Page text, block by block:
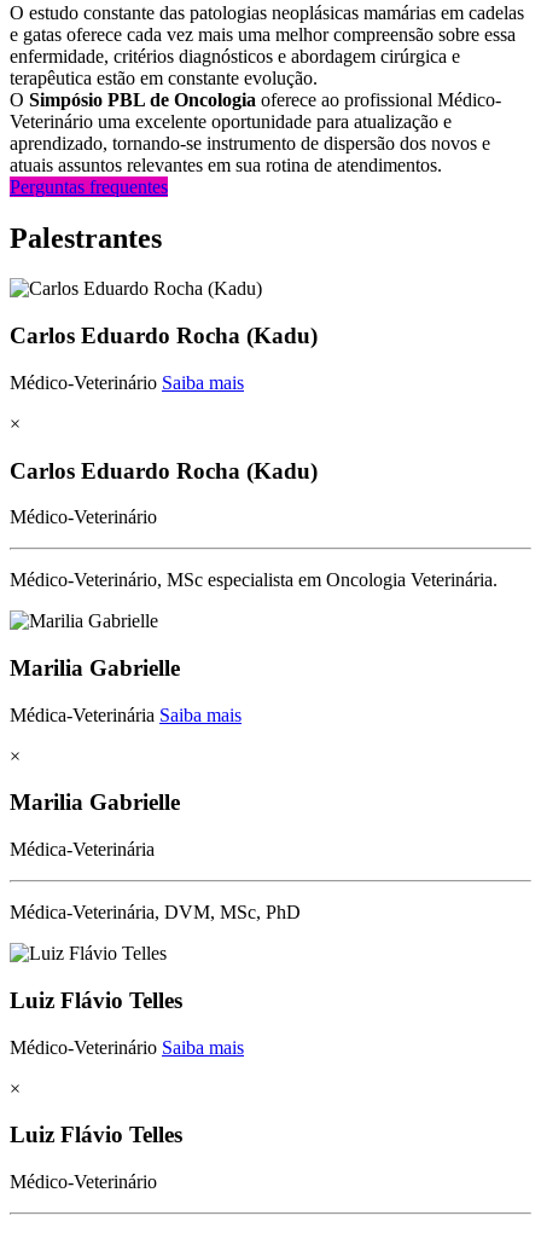
O estudo constante das patologias neoplásicas mamárias em cadelas
e gatas oferece cada vez mais uma melhor compreensão sobre essa
enfermidade, critérios diagnósticos e abordagem cirúrgica e
terapêutica estão em constante evolução.
O Simpósio PBL de Oncologia oferece ao profissional Médico-
Veterinário uma excelente oportunidade para atualização e
aprendizado, tornando-se instrumento de dispersão dos novos e
atuais assuntos relevantes em sua rotina de atendimentos.
Perguntas frequentes
Palestrantes
Carlos Eduardo Rocha (Kadu)
Médico-Veterinário Saiba mais
×
Carlos Eduardo Rocha (Kadu)
Médico-Veterinário
Médico-Veterinário, MSc especialista em Oncologia Veterinária.
Marilia Gabrielle
Médica-Veterinária Saiba mais
×
Marilia Gabrielle
Médica-Veterinária
Médica-Veterinária, DVM, MSc, PhD
Luiz Flávio Telles
Médico-Veterinário Saiba mais
×
Luiz Flávio Telles
Médico-Veterinário